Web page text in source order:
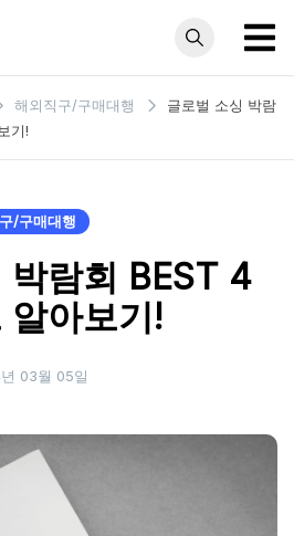
해외직구/구매대행
글로벌 소싱 박람
기!
/구매대행
박람회 BEST 4
알아보기!
03월 05일